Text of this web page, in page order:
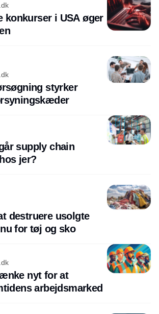
konkurser i USA øger
styrker
supply chain
jer?
destruere usolgte
for tøj og sko
nyt for at
arbejdsmarked